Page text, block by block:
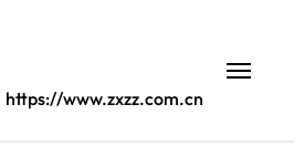
https://www.zxzz.com.cn